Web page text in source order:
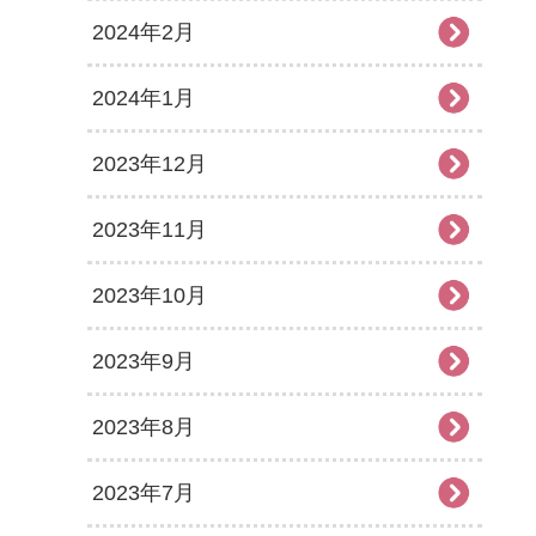
2024年2月
2024年1月
2023年12月
2023年11月
2023年10月
2023年9月
2023年8月
2023年7月